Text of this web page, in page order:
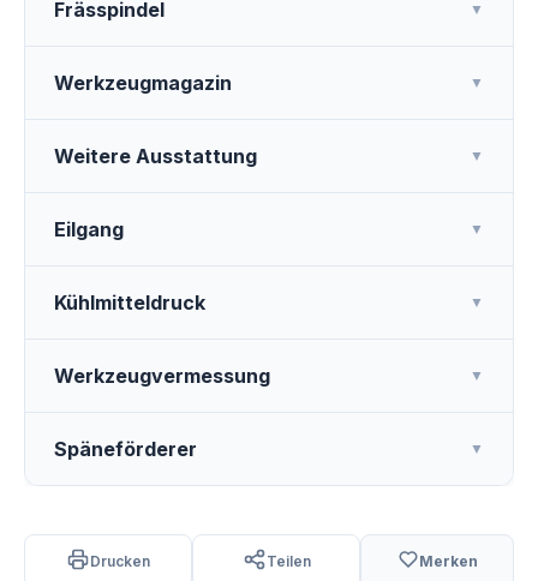
Frässpindel ▼
Werkzeugmagazin ▼
Weitere Ausstattung ▼
Eilgang ▼
Kühlmitteldruck ▼
Werkzeugvermessung ▼
Späneförderer ▼
Drucken Teilen Merken